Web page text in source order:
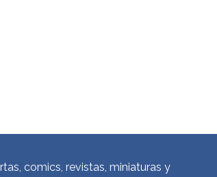
comics, revistas, miniaturas y